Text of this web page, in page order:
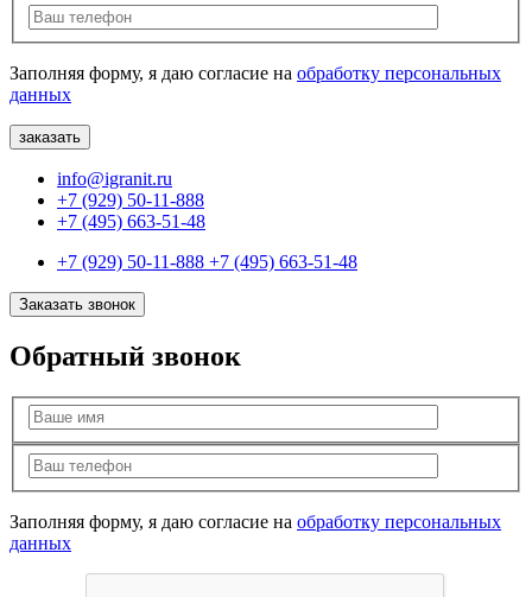
Заполняя форму, я даю согласие на обработку персональных
данных
info@igranit.ru
+7 (929) 50-11-888
+7 (495) 663-51-48
+7 (929) 50-11-888 +7 (495) 663-51-48
Заказать звонок
Обратный звонок
Заполняя форму, я даю согласие на обработку персональных
данных